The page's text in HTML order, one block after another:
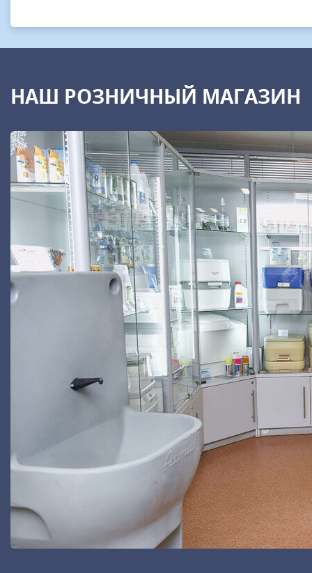
НАШ РОЗНИЧНЫЙ МАГАЗИН